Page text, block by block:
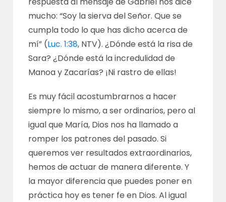
mucho: “Soy la sierva del Señor. Que se
cumpla todo lo que has dicho acerca de
mí” (Luc. 1:38, NTV). ¿Dónde está la risa de
Sara? ¿Dónde está la incredulidad de
Manoa y Zacarías? ¡Ni rastro de ellas!
Es muy fácil acostumbrarnos a hacer
siempre lo mismo, a ser ordinarios, pero al
igual que María, Dios nos ha llamado a
romper los patrones del pasado. Si
queremos ver resultados extraordinarios,
hemos de actuar de manera diferente. Y
la mayor diferencia que puedes poner en
práctica hoy es tener fe en Dios. Al igual